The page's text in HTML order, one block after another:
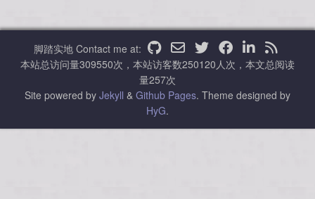
脚踏实地 Contact me at:
本站总访问量309550次，本站访客数250120人次，本文总阅读
量257次
Site powered by Jekyll & Github Pages. Theme designed by
HyG.